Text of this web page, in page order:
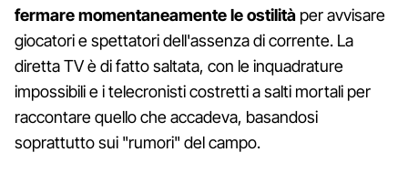
fermare momentaneamente le ostilità per avvisare
giocatori e spettatori dell'assenza di corrente. La
diretta TV è di fatto saltata, con le inquadrature
impossibili e i telecronisti costretti a salti mortali per
raccontare quello che accadeva, basandosi
soprattutto sui "rumori" del campo.